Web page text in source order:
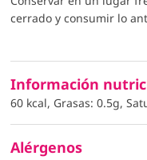
cerrado y consumir lo
Información
60 kcal, Grasas: 0.5g,
Alérgenos